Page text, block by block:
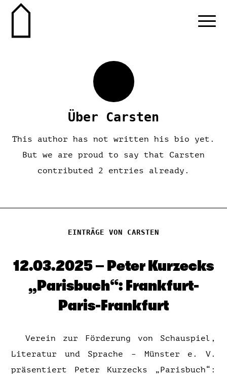
Über Carsten
This author has not written his bio yet.
But we are proud to say that Carsten
contributed 2 entries already.
EINTRÄGE VON CARSTEN
12.03.2025 – Peter Kurzecks
„Parisbuch“: Frankfurt-
Paris-Frankfurt
Verein zur Förderung von Schauspiel,
Literatur und Sprache – Münster e. V.
präsentiert Peter Kurzecks „Parisbuch“: